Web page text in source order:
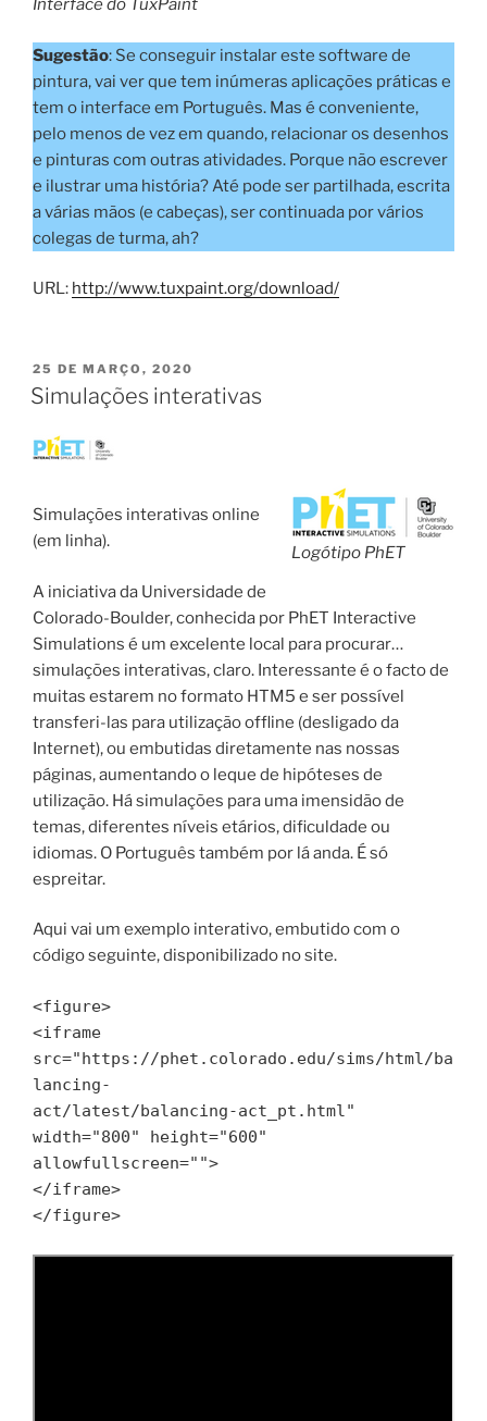
Interface do TuxPaint
Sugestão: Se conseguir instalar este software de
pintura, vai ver que tem inúmeras aplicações práticas e
tem o interface em Português. Mas é conveniente,
pelo menos de vez em quando, relacionar os desenhos
e pinturas com outras atividades. Porque não escrever
e ilustrar uma história? Até pode ser partilhada, escrita
a várias mãos (e cabeças), ser continuada por vários
colegas de turma, ah?
URL: http://www.tuxpaint.org/download/
PUBLICADO
EM
25 DE MARÇO, 2020
Simulações interativas
Logótipo PhET
Simulações interativas online
(em linha).
A iniciativa da Universidade de
Colorado-Boulder, conhecida por PhET Interactive
Simulations é um excelente local para procurar…
simulações interativas, claro. Interessante é o facto de
muitas estarem no formato HTM5 e ser possível
transferi-las para utilização offline (desligado da
Internet), ou embutidas diretamente nas nossas
páginas, aumentando o leque de hipóteses de
utilização. Há simulações para uma imensidão de
temas, diferentes níveis etários, dificuldade ou
idiomas. O Português também por lá anda. É só
espreitar.
Aqui vai um exemplo interativo, embutido com o
código seguinte, disponibilizado no site.
<figure>
<iframe
src="https://phet.colorado.edu/sims/html/ba
lancing-
act/latest/balancing-act_pt.html"
width="800" height="600"
allowfullscreen="">
</iframe>
</figure>